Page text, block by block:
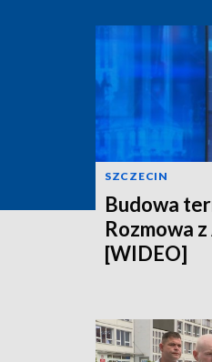
SZCZECIN
Budowa
Rozmowa
[WIDEO]